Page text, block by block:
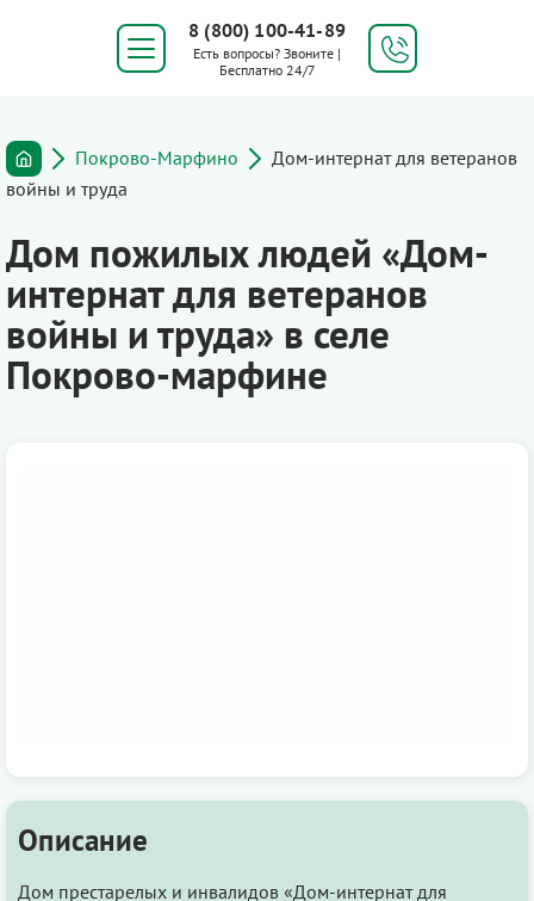
8 (800) 100-41-89
Есть вопросы? Звоните |
Бесплатно 24/7
Покрово-Марфино
Дом-интернат для ветеранов
войны и труда
Дом пожилых людей «Дом-
интернат для ветеранов
войны и труда» в селе
Покрово-марфине
Описание
Дом престарелых и инвалидов «Дом-интернат для